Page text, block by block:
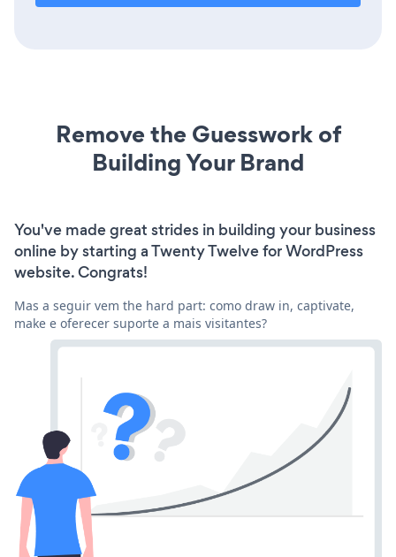
Remove the Guesswork of
Building Your Brand
You've made great strides in building your business
online by starting a Twenty Twelve for WordPress
website. Congrats!
Mas a seguir vem the hard part: como draw in, captivate,
make e oferecer suporte a mais visitantes?